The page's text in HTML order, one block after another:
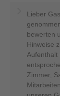
Lieber
bewerten
Hinweise
Aufenthalt
Zimmer,